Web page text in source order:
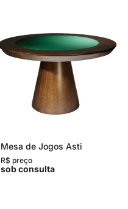
Mesa de Jogos Asti
R$ preço
sob consulta